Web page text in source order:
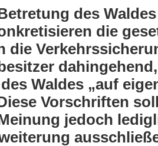
des
die
die
Waldes „auf
Vorschriften
jedoch